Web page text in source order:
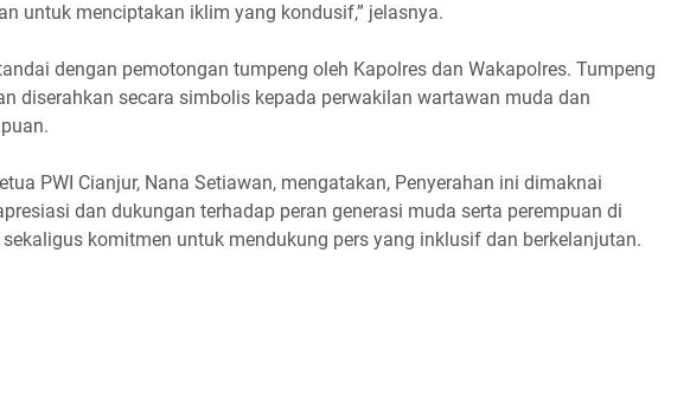
untuk menciptakan iklim yang kondusif,” jelasnya.
dengan pemotongan tumpeng oleh Kapolres dan Wakapolres. Tumpeng
diserahkan secara simbolis kepada perwakilan wartawan muda dan
PWI Cianjur, Nana Setiawan, mengatakan, Penyerahan ini dimaknai
dan dukungan terhadap peran generasi muda serta perempuan di
komitmen untuk mendukung pers yang inklusif dan berkelanjutan.